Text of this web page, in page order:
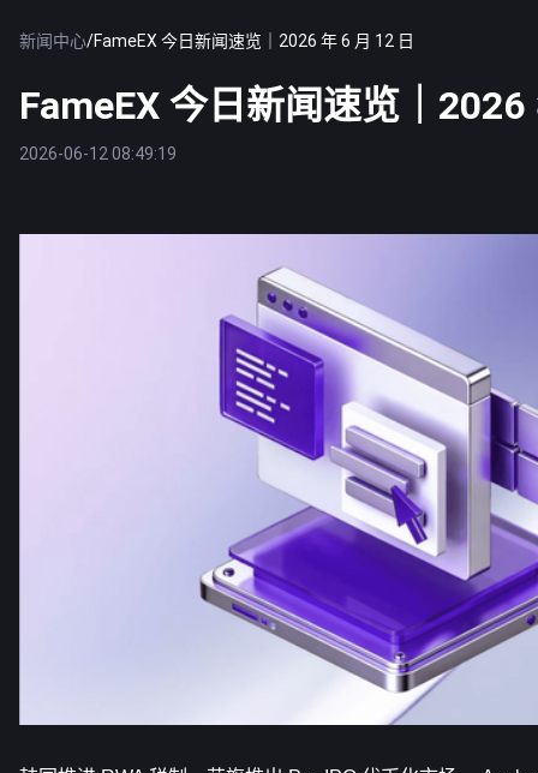
新闻中心/FameEX 今日新闻速览｜2026 年 6 月 12 日
FameEX 今日新闻速览｜
2026-06-12 08:49:19